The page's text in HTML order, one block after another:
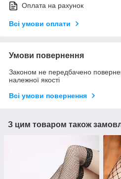
Оплата на рахунок
Всі умови оплати
Умови повернення
Законом не передбачено
належної якості
Всі умови повернення
З цим товаром також